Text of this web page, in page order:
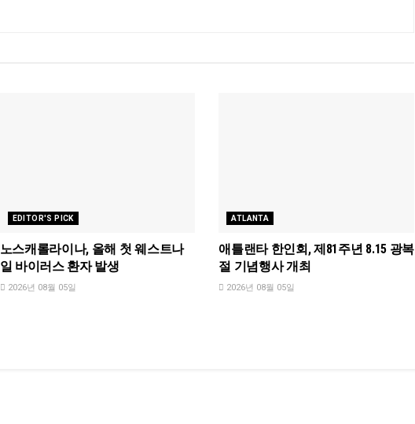
EDITOR'S PICK
노스캐롤라이나, 올해 첫 웨스트나
일 바이러스 환자 발생
2026년 08월 05일
ATLANTA
애틀랜타 한인회, 제81주년 8.15 광복
절 기념행사 개최
2026년 08월 05일